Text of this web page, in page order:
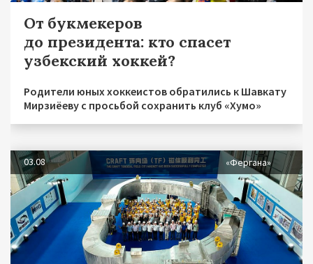
От букмекеров
до президента: кто спасет
узбекский хоккей?
Родители юных хоккеистов обратились к Шавкату
Мирзиёеву с просьбой сохранить клуб «Хумо»
03.08 «Фергана»